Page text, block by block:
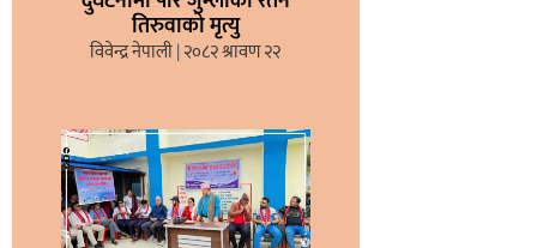
तिरुवाको मृत्यु
विवेन्द्र नेपाली २०८२ श्रावण २२